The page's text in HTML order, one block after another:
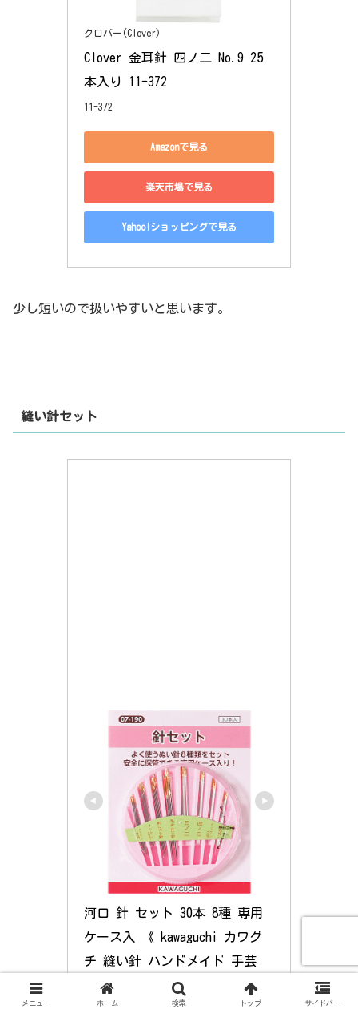
クロバー(Clover)
Clover 金耳針 四ノ二 No.9 25
本入り 11-372
11-372
Amazonで見る
楽天市場で見る
Yahoo!ショッピングで見る
少し短いので扱いやすいと思います。
縫い針セット
河口 針 セット 30本 8種 専用
ケース入 《 kawaguchi カワグ
チ 縫い針 ハンドメイド 手芸
手作り 裁縫道具 手芸道具 道具
洋裁 和裁 ソーイング 07-190
メニュー ホーム 検索 トップ サイドバー